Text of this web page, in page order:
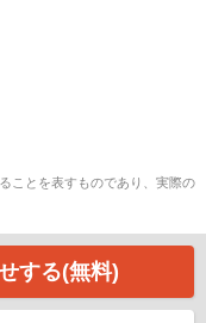
ことを表すものであり、実際の
する(無料)